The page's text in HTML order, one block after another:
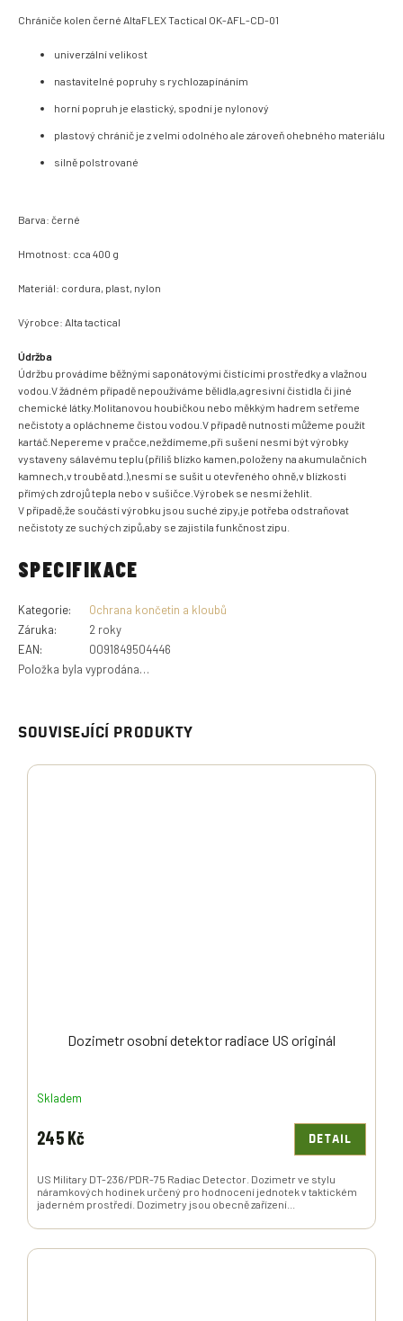
SOUVISEJÍCÍ PRODUKTY
Dozimetr osobní detektor radiace US originál
Skladem
245 Kč DETAIL
US Military DT-236/PDR-75 Radiac Detector. Dozimetr ve stylu
náramkových hodinek určený pro hodnocení jednotek v taktickém
jaderném prostředí. Dozimetry jsou obecně zařízení...
Chrániče kolen černé AltaFLEX Tactical OK-AFL-CD-01
univerzální velikost
nastavitelné popruhy s rychlozapínáním
horní popruh je elastický, spodní je nylonový
plastový chránič je z velmi odolného ale zároveň ohebného materiálu
silně polstrované
Barva: černé
Hmotnost: cca 400 g
Materiál: cordura, plast, nylon
Výrobce: Alta tactical
Údržba
Údržbu provádíme běžnými saponátovými čistícími prostředky a vlažnou
vodou.V žádném případě nepoužíváme bělidla,agresivní čistidla či jiné
chemické látky.Molitanovou houbičkou nebo měkkým hadrem setřeme
nečistoty a opláchneme čistou vodou.V případě nutnosti můžeme použít
kartáč.Nepereme v pračce,neždímeme,při sušení nesmí být výrobky
vystaveny sálavému teplu (příliš blízko kamen,položeny na akumulačních
kamnech,v troubě atd.),nesmí se sušit u otevřeného ohně,v blízkosti
přímých zdrojů tepla nebo v sušičce.Výrobek se nesmí žehlit.
V případě,že součástí výrobku jsou suché zipy,je potřeba odstraňovat
nečistoty ze suchých zipů,aby se zajistila funkčnost zipu.
SPECIFIKACE
Kategorie:
Ochrana končetin a kloubů
Záruka:
2 roky
EAN:
0091849504446
Položka byla vyprodána…